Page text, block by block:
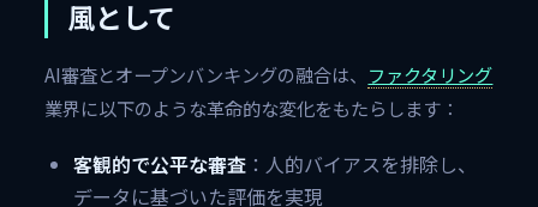
風として
AI審査とオープンバンキングの融合は、 ファクタリング
業界に以下のような革命的な変化をもたらします：
客観的で公平な審査 ：人的バイアスを排除し、
データに基づいた評価を実現